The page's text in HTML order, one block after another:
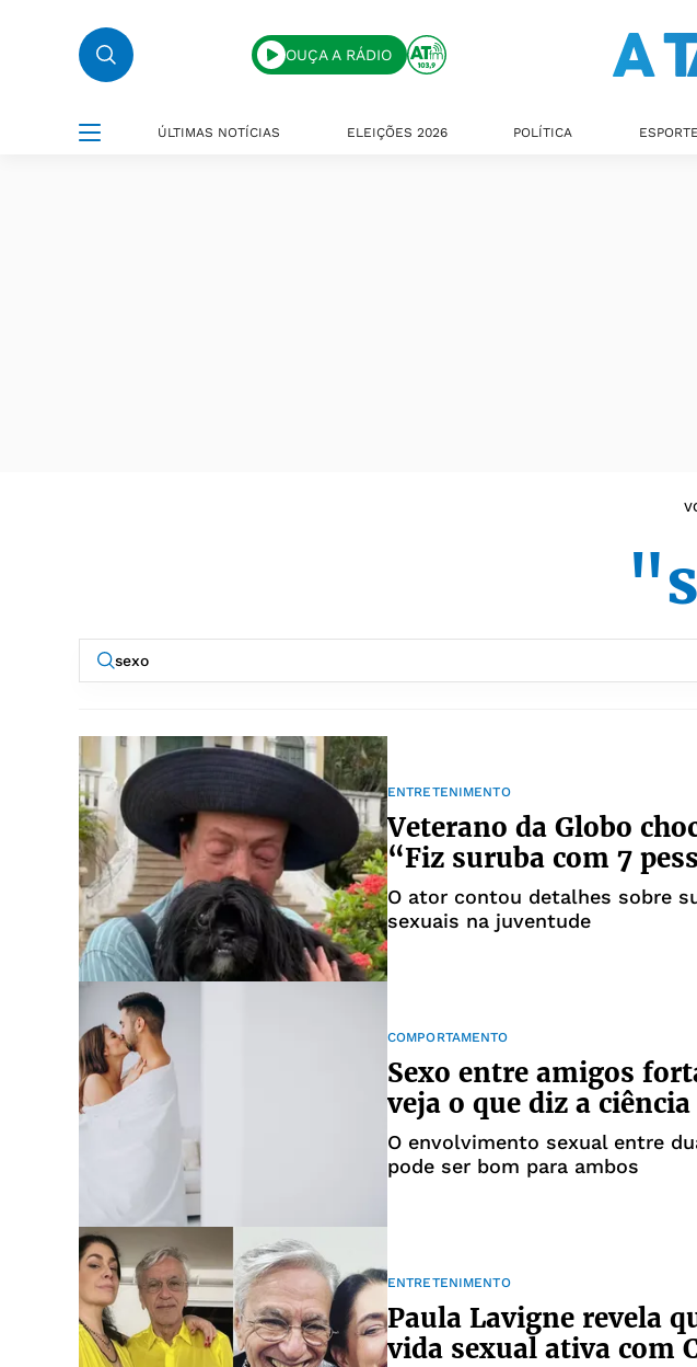
OUÇA A RÁDIO
ÚLTIMAS NOTÍCIAS ELEIÇÕES 2026 POLÍTICA
ENTRETENIMENTO
Veterano da Globo
“Fiz suruba com 7
O ator contou detalhes sobre
sexuais na juventude
COMPORTAMENTO
Sexo entre amigos
veja o que diz a ciência
O envolvimento sexual entre
pode ser bom para ambos
ENTRETENIMENTO
Paula Lavigne revela
vida sexual ativa com